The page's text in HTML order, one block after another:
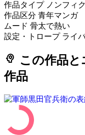
作品タイプ ノンフィ
作品区分 青年マンガ
ムード 骨太で熱い
設定・トロープ ライ
psychology この作品
作品